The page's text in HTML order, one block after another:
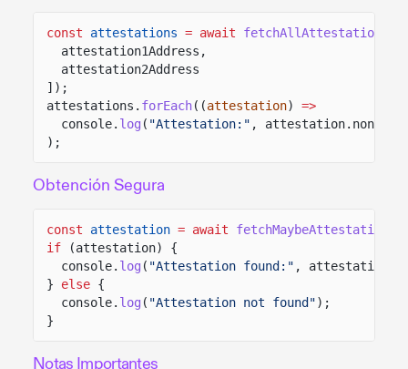
const attestations = await fetchAllAttestation
attestation1Address,
attestation2Address
]);
attestations. forEach((attestation)
=>
console. log ( "Attestation:" , attestation.nonce)
);
Obtención Segura
const attestation = await fetchMaybeAttestation
if
(attestation) {
console. log ( "Attestation found:" ,
}
else {
console. log ( "Attestation not found");
}
Notas Importantes